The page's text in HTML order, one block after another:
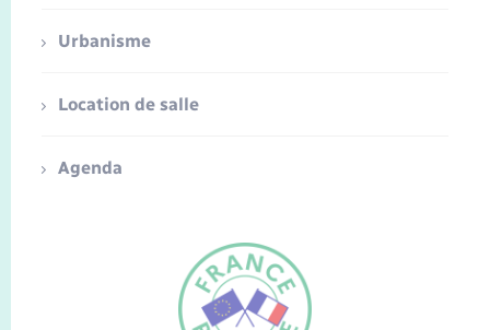
Urbanisme
Location de salle
Agenda